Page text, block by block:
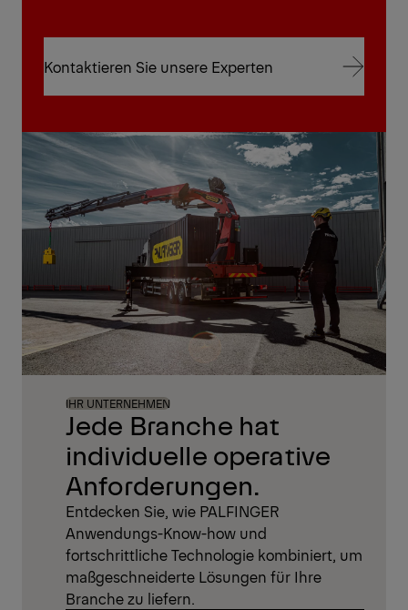
Kontaktieren Sie unsere Experten
Jede Branche hat
individuelle operative
Anforderungen.
IHR UNTERNEHMEN
Entdecken Sie, wie PALFINGER
Anwendungs-Know-how und
fortschrittliche Technologie kombiniert, um
maßgeschneiderte Lösungen für Ihre
Branche zu liefern.